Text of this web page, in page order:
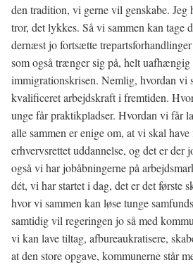
den tradition, vi gerne vil genskabe. Jeg
tror, det lykkes. Så vi sammen kan tage
dernæst jo fortsætte
som også trænger sig på, helt
immigrationskrisen. Nemlig, hvordan
kvalificeret arbejdskraft i fremtiden.
unge får praktikpladser. Hvordan vi får
alle sammen er enige om, at vi skal
erhvervsrettet uddannelse, og det er
også vi har jobåbningerne på
dét, vi har startet i dag, det er det første
hvor vi sammen kan løse tunge
samtidig vil regeringen jo så med
vi kan lave tiltag, afbureaukratisere,
at den store opgave, kommunerne står